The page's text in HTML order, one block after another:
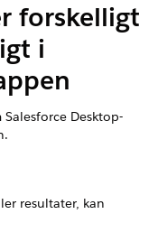
forskelligt
i
Desktop-
resultater, kan